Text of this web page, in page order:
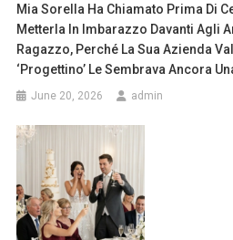
Mia Sorella Ha Chiamato Prima Di
Metterla In Imbarazzo Davanti Agli
Ragazzo, Perché La Sua Azienda
‘progettino’ Le Sembrava Ancora
June 20, 2026 admin